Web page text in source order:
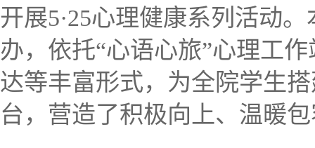
开展5·25心理健康系列活动。
办，依托“心语心旅”心理工
达等丰富形式，为全院学生
台，营造了积极向上、温暖